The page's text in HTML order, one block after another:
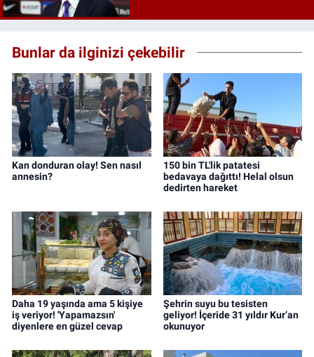
Bunlar da ilginizi çekebilir
Kan donduran olay! Sen nasıl
annesin?
150 bin TL'lik patatesi
bedavaya dağıttı! Helal olsun
dedirten hareket
Daha 19 yaşında ama 5 kişiye
iş veriyor! 'Yapamazsın'
diyenlere en güzel cevap
Şehrin suyu bu tesisten
geliyor! İçeride 31 yıldır Kur’an
okunuyor